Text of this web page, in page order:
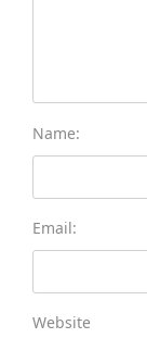
Name:
Email:
Website